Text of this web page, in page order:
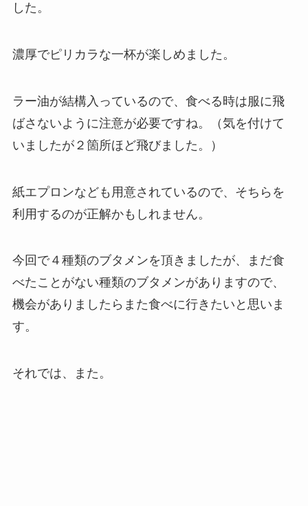
した。
濃厚でピリカラな一杯が楽しめました。
ラー油が結構入っているので、食べる時は服に飛
ばさないように注意が必要ですね。（気を付けて
いましたが２箇所ほど飛びました。）
紙エプロンなども用意されているので、そちらを
利用するのが正解かもしれません。
今回で４種類のブタメンを頂きましたが、まだ食
べたことがない種類のブタメンがありますので、
機会がありましたらまた食べに行きたいと思いま
す。
それでは、また。